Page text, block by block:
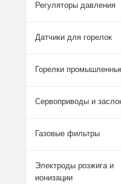
Регуляторы давления
Датчики для горелок
Горелки
Сервоприводы и
Газовые фильтры
Электроды розжига и
ионизации